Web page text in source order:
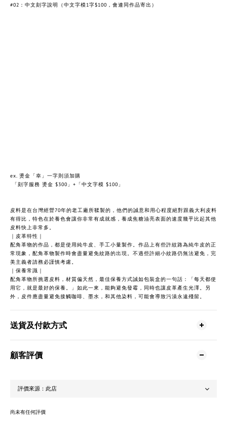
#02：中文刻字說明 （中文字模1字$100，會連同作品寄出 ）
ex. 燙金「幸」一字則須加購
「刻字服務 燙金 $300」+「中文字模 $100」
皮料是在台灣經營70年的老工廠所鞣製的，他們的誠意和用心程度絕對跟義大利皮料
有得比，特色在於養色會讓你非常有成就感，養成焦糖油亮表面的速度幾乎比起其他
皮料快上非常多。
｜皮革特性｜
配角革物的作品，都是使用純牛皮、手工小量製作。作品上有些許紋路為純牛皮的正
常現象，配角革物製作時會盡量避免紋路的出現。不過些許細小紋路仍無法避免，完
美主義者請務必謹慎考慮。
｜保養常識｜
配角革物所挑選皮料，材質偏天然，最佳保養方式誠如包裝盒的一句話：「每天都使
用它，就是最好的保養。」如此一來，能夠避免發霉，同時也讓皮革產生光澤。另
外，皮件應盡量避免接觸咖啡、墨水，和其他染料，可能會導致污漬永遠殘留。
送貨及付款方式
顧客評價
尚未有任何評價